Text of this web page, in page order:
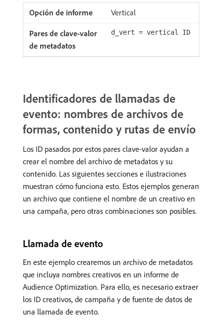
Vertical
d_vert = vertical ID
Identificadores de llamadas de
evento: nombres de archivos de
formas, contenido y rutas de envío
Los ID pasados por estos pares clave-valor ayudan a
crear el nombre del archivo de metadatos y su
contenido. Las siguientes secciones e ilustraciones
muestran cómo funciona esto. Estos ejemplos generan
un archivo que contiene el nombre de un creativo en
una campaña, pero otras combinaciones son posibles.
Llamada de evento
En este ejemplo crearemos un archivo de metadatos
que incluya nombres creativos en un informe de
Audience Optimization. Para ello, es necesario extraer
los ID creativos, de campaña y de fuente de datos de
una llamada de evento.